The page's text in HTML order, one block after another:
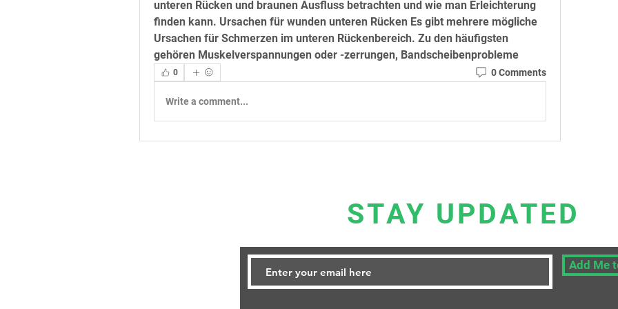
unteren Rücken und braunen Ausfluss betrachten und wie man Erleichterung
finden kann. Ursachen für wunden unteren Rücken Es gibt mehrere mögliche
Ursachen für Schmerzen im unteren Rückenbereich. Zu den häufigsten
gehören Muskelverspannungen oder -zerrungen, Bandscheibenprobleme
0 0 Comments
Write a comment...
STAY UPDATED
Add Me